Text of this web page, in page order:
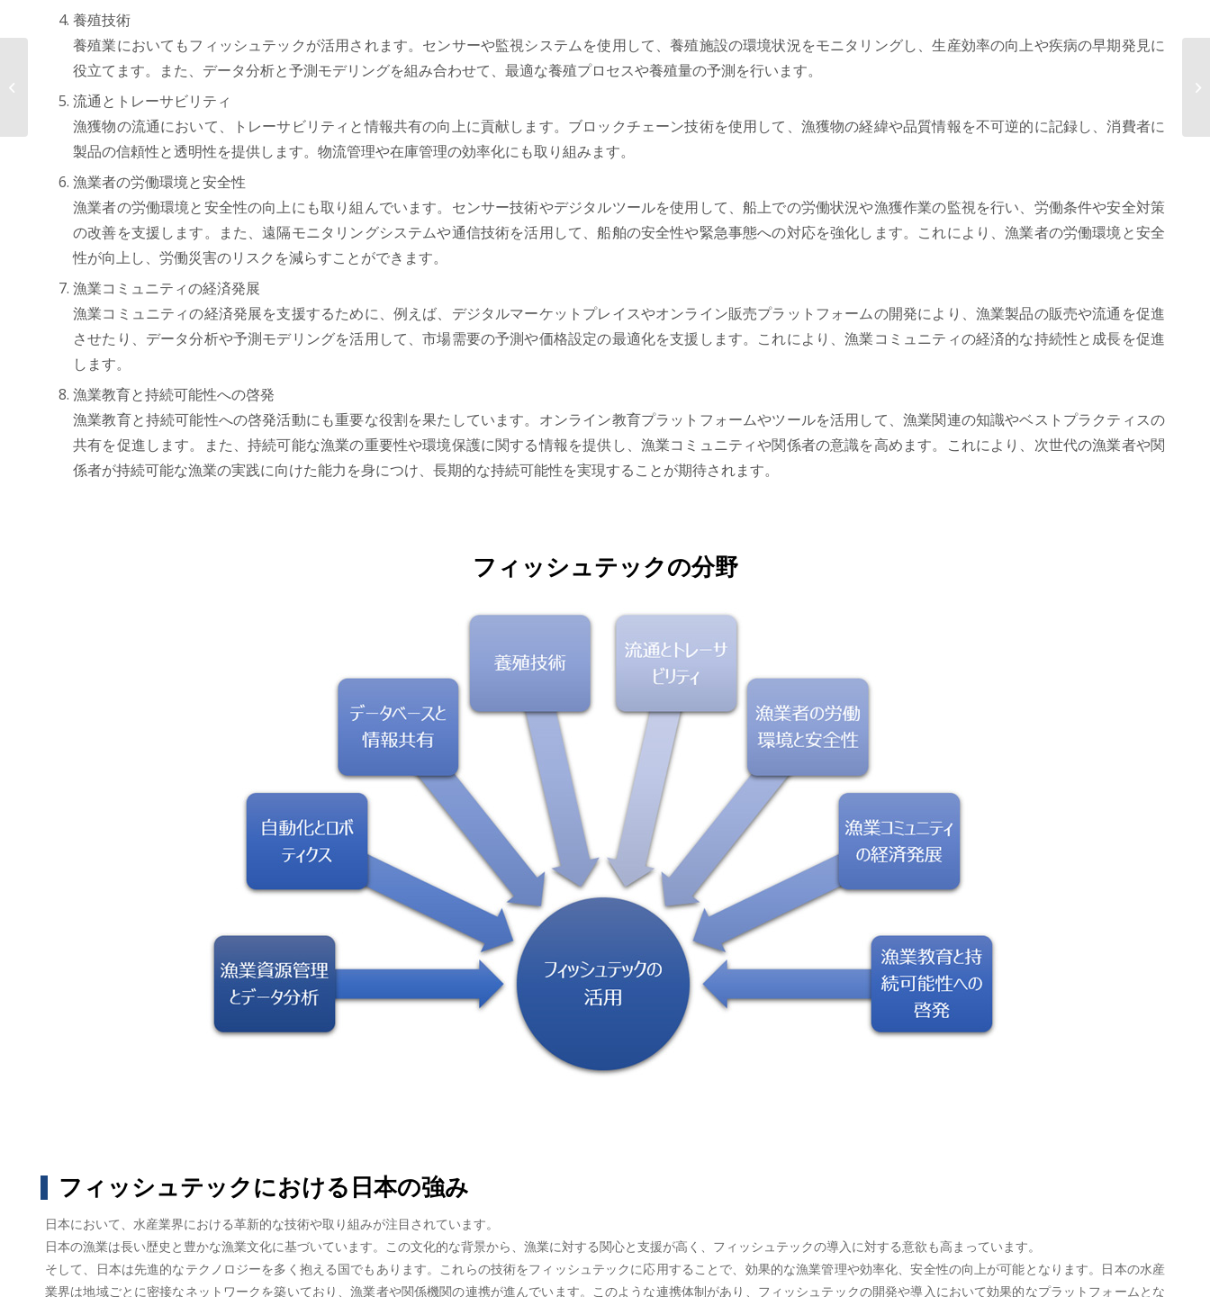
養殖技術
養殖業においてもフィッシュテックが活用されます。センサーや監視システムを使用して、養殖施設の環境状況をモニタリングし、生産効率の向上や疾病の早期発見に
役立てます。また、データ分析と予測モデリングを組み合わせて、最適な養殖プロセスや養殖量の予測を行います。
流通とトレーサビリティ
漁獲物の流通において、トレーサビリティと情報共有の向上に貢献します。ブロックチェーン技術を使用して、漁獲物の経緯や品質情報を不可逆的に記録し、消費者に
製品の信頼性と透明性を提供します。物流管理や在庫管理の効率化にも取り組みます。
漁業者の労働環境と安全性
漁業者の労働環境と安全性の向上にも取り組んでいます。センサー技術やデジタルツールを使用して、船上での労働状況や漁獲作業の監視を行い、労働条件や安全対策
の改善を支援します。また、遠隔モニタリングシステムや通信技術を活用して、船舶の安全性や緊急事態への対応を強化します。これにより、漁業者の労働環境と安全
性が向上し、労働災害のリスクを減らすことができます。
漁業コミュニティの経済発展
漁業コミュニティの経済発展を支援するために、例えば、デジタルマーケットプレイスやオンライン販売プラットフォームの開発により、漁業製品の販売や流通を促進
させたり、データ分析や予測モデリングを活用して、市場需要の予測や価格設定の最適化を支援します。これにより、漁業コミュニティの経済的な持続性と成長を促進
します。
漁業教育と持続可能性への啓発
漁業教育と持続可能性への啓発活動にも重要な役割を果たしています。オンライン教育プラットフォームやツールを活用して、漁業関連の知識やベストプラクティスの
共有を促進します。また、持続可能な漁業の重要性や環境保護に関する情報を提供し、漁業コミュニティや関係者の意識を高めます。これにより、次世代の漁業者や関
係者が持続可能な漁業の実践に向けた能力を身につけ、長期的な持続可能性を実現することが期待されます。
フィッシュテックの分野
フィッシュテックにおける日本の強み
日本において、水産業界における革新的な技術や取り組みが注目されています。
日本の漁業は長い歴史と豊かな漁業文化に基づいています。この文化的な背景から、漁業に対する関心と支援が高く、フィッシュテックの導入に対する意欲も高まっています。
そして、日本は先進的なテクノロジーを多く抱える国でもあります。これらの技術をフィッシュテックに応用することで、効果的な漁業管理や効率化、安全性の向上が可能となります。日本の水産
業界は地域ごとに密接なネットワークを築いており、漁業者や関係機関の連携が進んでいます。このような連携体制があり、フィッシュテックの開発や導入において効果的なプラットフォームとな
AOSデータ社、X-Techの物流テック
でロジスティクス業界の効率化...